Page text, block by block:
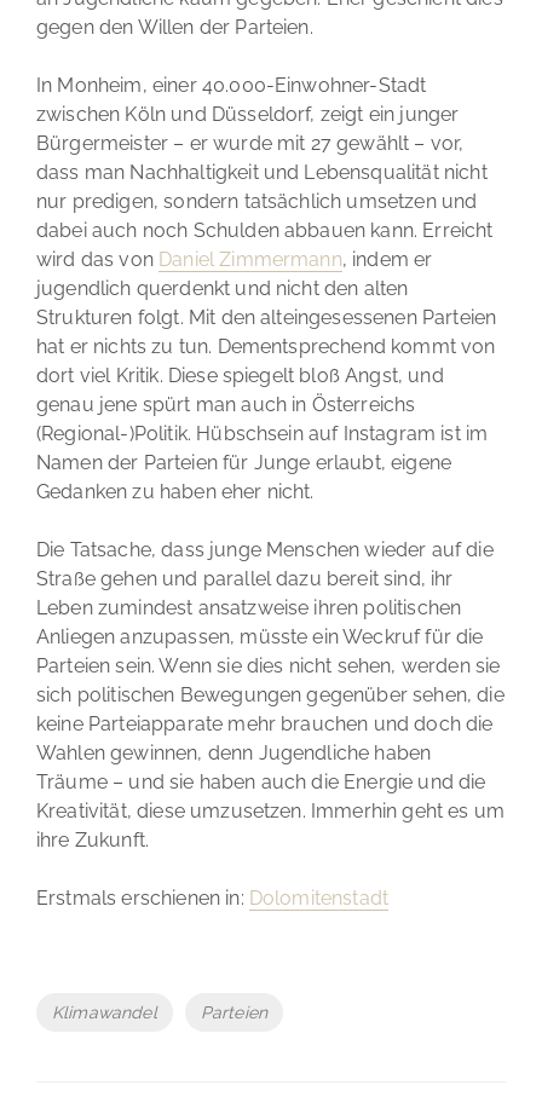
gegen den Willen der Parteien.
In Monheim, einer 40.000-Einwohner-Stadt
zwischen Köln und Düsseldorf, zeigt ein junger
Bürgermeister – er wurde mit 27 gewählt – vor,
dass man Nachhaltigkeit und Lebensqualität nicht
nur predigen, sondern tatsächlich umsetzen und
dabei auch noch Schulden abbauen kann. Erreicht
wird das von Daniel Zimmermann, indem er
jugendlich querdenkt und nicht den alten
Strukturen folgt. Mit den alteingesessenen Parteien
hat er nichts zu tun. Dementsprechend kommt von
dort viel Kritik. Diese spiegelt bloß Angst, und
genau jene spürt man auch in Österreichs
(Regional-)Politik. Hübschsein auf Instagram ist im
Namen der Parteien für Junge erlaubt, eigene
Gedanken zu haben eher nicht.
Die Tatsache, dass junge Menschen wieder auf die
Straße gehen und parallel dazu bereit sind, ihr
Leben zumindest ansatzweise ihren politischen
Anliegen anzupassen, müsste ein Weckruf für die
Parteien sein. Wenn sie dies nicht sehen, werden sie
sich politischen Bewegungen gegenüber sehen, die
keine Parteiapparate mehr brauchen und doch die
Wahlen gewinnen, denn Jugendliche haben
Träume – und sie haben auch die Energie und die
Kreativität, diese umzusetzen. Immerhin geht es um
ihre Zukunft.
Erstmals erschienen in: Dolomitenstadt
Tags
Klimawandel Parteien